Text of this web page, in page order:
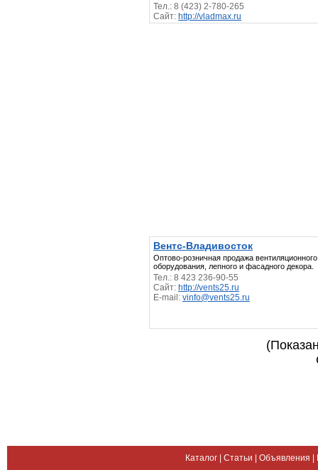
Тел.: 8 (423) 2-780-265
Сайт: http://vladmax.ru
E-mail:office@vladmax.ru
Вентс-Владивосток
Оптово-розничная продажа вентиляционного
оборудования, лепного и фасадного декора.
Тел.: 8 423 236-90-55
Сайт: http://vents25.ru
E-mail: vinfo@vents25.ru
Каталог Статьи Объявления